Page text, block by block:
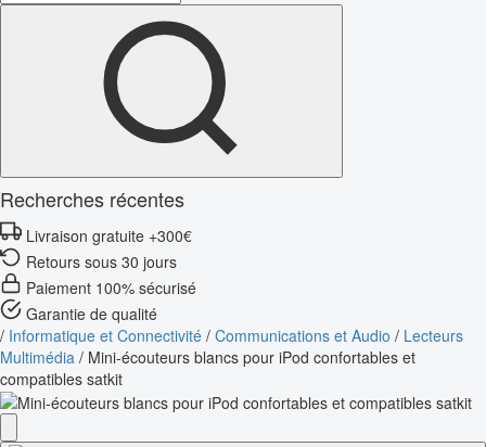
Recherches récentes
Livraison gratuite +300€
Retours sous 30 jours
Paiement 100% sécurisé
Garantie de qualité
/ Informatique et Connectivité / Communications et Audio / Lecteurs
Multimédia / Mini-écouteurs blancs pour iPod confortables et
compatibles satkit